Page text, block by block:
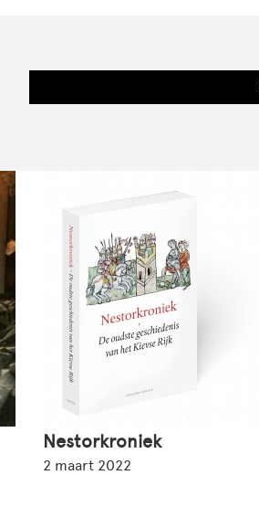
Nestorkroniek
2 maart 2022